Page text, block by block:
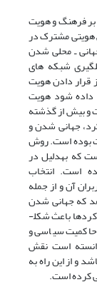
بر فرهنگ و هویت
مشترک در
ـ محلی شدن
شبکه­ های
قرار دادن هویت
داده شود هویت
و بیش از گذشته
جهانی شدن و
بوده است. روش
که به­دلیل در
است. انتخاب
آن و از جمله
که جهانی شدن
برای قومیت­ها تعریف جهانی ـ محلی شدن دارد و برای کردها باعث شکل­
سیاسی و
است نقش
و از این راه به
کرده است.